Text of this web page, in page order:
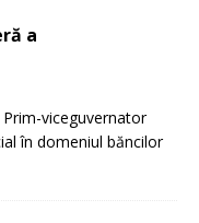
a
viceguvernator
în domeniul băncilor